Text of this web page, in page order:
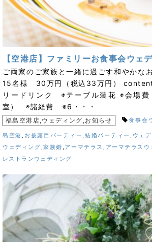
【空港店】ファミリーお食事会ウェ
ご両家のご家族と一緒に過ごす和やかな
15名様 30万円（税込33万円）
リードリンク ◉テーブル装花 ◉会場費
室） ◉諸経費 ※6・・・
福島空港店,ウェディング ,お知らせ 食事会
島空港 , お披露目パーティー , 結婚パーティー , ウェ
ウェディング ,家族婚 , アーマテラス , アーマテラスウ
レストランウェディング